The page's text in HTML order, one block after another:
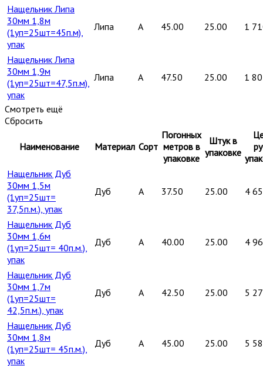
Нащельник Липа
30мм 1,8м
(1уп=25шт=45п.м),
упак
Липа A 45.00 25.00 1
Нащельник Липа
30мм 1,9м
(1уп=25шт=47,5п.м),
упак
Липа A 47.50 25.00 1
Смотреть ещё
Сбросить
Наименование Материал Сорт
Погонных
метров в
упаковке
Штук в
упаковке
Нащельник Дуб
30мм 1,5м
(1уп=25шт=
37,5п.м.), упак
Дуб A 37.50 25.00 4
Нащельник Дуб
30мм 1,6м
(1уп=25шт= 40п.м.),
упак
Дуб A 40.00 25.00 4
Нащельник Дуб
30мм 1,7м
(1уп=25шт=
42,5п.м.), упак
Дуб A 42.50 25.00 5
Нащельник Дуб
30мм 1,8м
(1уп=25шт= 45п.м.),
упак
Дуб A 45.00 25.00 5